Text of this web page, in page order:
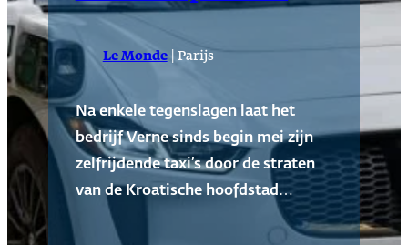
Le Monde| Parijs
Na enkele tegenslagen laat het
bedrijf Verne sinds begin mei zijn
zelfrijdende taxi’s door de straten
van de Kroatische hoofdstad…